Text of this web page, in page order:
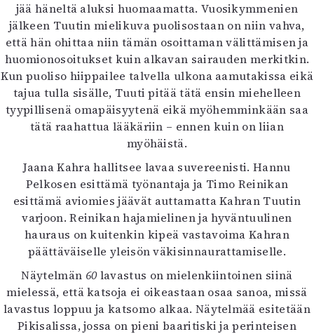
jää häneltä aluksi huomaamatta. Vuosikymmenien
jälkeen Tuutin mielikuva puolisostaan on niin vahva,
että hän ohittaa niin tämän osoittaman välittämisen ja
huomionosoitukset kuin alkavan sairauden merkitkin.
Kun puoliso hiippailee talvella ulkona aamutakissa eikä
tajua tulla sisälle, Tuuti pitää tätä ensin miehelleen
tyypillisenä omapäisyytenä eikä myöhemminkään saa
tätä raahattua lääkäriin – ennen kuin on liian
myöhäistä.
Jaana Kahra hallitsee lavaa suvereenisti. Hannu
Pelkosen esittämä työnantaja ja Timo Reinikan
esittämä aviomies jäävät auttamatta Kahran Tuutin
varjoon. Reinikan hajamielinen ja hyväntuulinen
hauraus on kuitenkin kipeä vastavoima Kahran
päättäväiselle yleisön väkisinnaurattamiselle.
Näytelmän 60lavastus on mielenkiintoinen siinä
mielessä, että katsoja ei oikeastaan osaa sanoa, missä
lavastus loppuu ja katsomo alkaa. Näytelmää esitetään
Pikisalissa, jossa on pieni baaritiski ja perinteisen